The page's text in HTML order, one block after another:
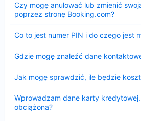
Czy mogę anulować lub zmienić
poprzez stronę Booking.com?
Co to jest numer PIN i do czego jest
Gdzie mogę znaleźć dane
Jak mogę sprawdzić, ile będzie
Wprowadzam dane karty
obciążona?